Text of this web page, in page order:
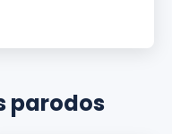
parodos